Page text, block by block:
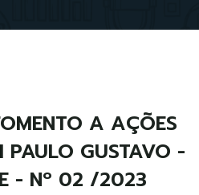
A AÇÕES
PAULO GUSTAVO -
- Nº 02 /2023